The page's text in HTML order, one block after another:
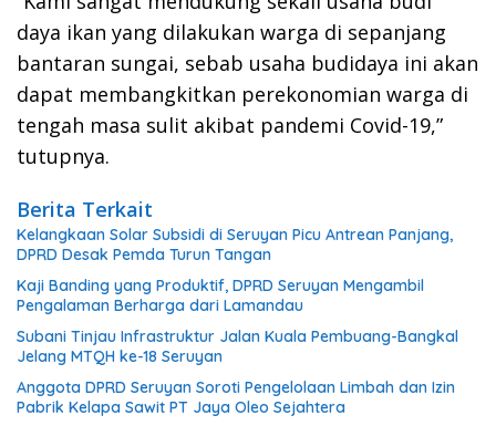
daya ikan yang dilakukan warga di sepanjang
bantaran sungai, sebab usaha budidaya ini akan
dapat membangkitkan perekonomian warga di
tengah masa sulit akibat pandemi Covid-19,”
tutupnya.
Berita Terkait
Kelangkaan Solar Subsidi di Seruyan Picu Antrean Panjang,
DPRD Desak Pemda Turun Tangan
Kaji Banding yang Produktif, DPRD Seruyan Mengambil
Pengalaman Berharga dari Lamandau
Subani Tinjau Infrastruktur Jalan Kuala Pembuang-Bangkal
Jelang MTQH ke-18 Seruyan
Anggota DPRD Seruyan Soroti Pengelolaan Limbah dan Izin
Pabrik Kelapa Sawit PT Jaya Oleo Sejahtera